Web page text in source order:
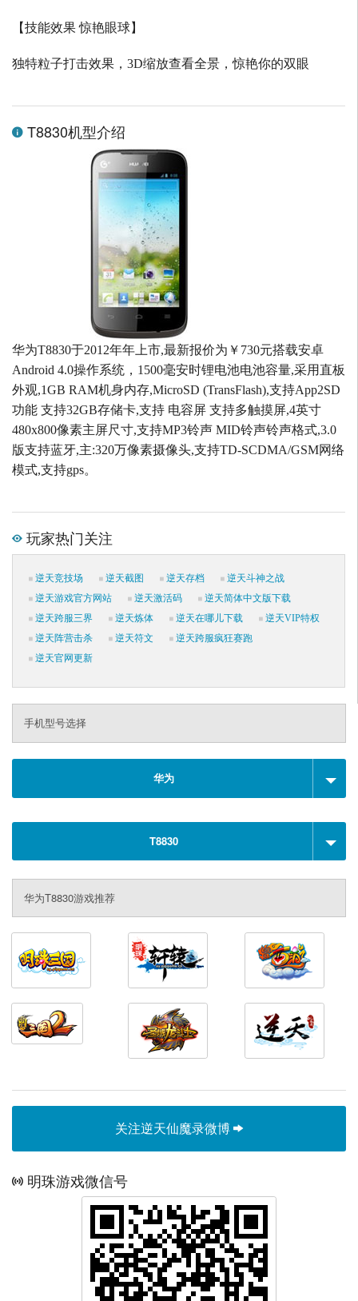
【技能效果 惊艳眼球】
独特粒子打击效果， 3D缩放查看全景，惊艳你的双眼
T8830机型介绍
华为T8830于2012年年上市,最新报价为￥730元搭载安卓
Android 4.0操作系统，1500毫安时锂电池电池容量,采用直板
外观,1GB RAM机身内存,MicroSD (TransFlash),支持App2SD
功能 支持32GB存储卡,支持 电容屏 支持多触摸屏,4英寸
480x800像素主屏尺寸,支持MP3铃声 MID铃声铃声格式,3.0
版支持蓝牙,主:320万像素摄像头,支持TD-SCDMA/GSM网络
模式,支持gps。
玩家热门关注
逆天竞技场 逆天截图 逆天存档
逆天斗神之战
逆天游戏官方网站
逆天激活码
逆天简体中文版下载
逆天跨服三界
逆天炼体 逆天在哪儿下载
逆天VIP特权
逆天阵营击杀
逆天符文
逆天跨服疯狂赛跑
逆天官网更新
手机型号选择
华为
T8830
华为T8830游戏推荐
关注逆天仙魔录微博
明珠游戏微信号